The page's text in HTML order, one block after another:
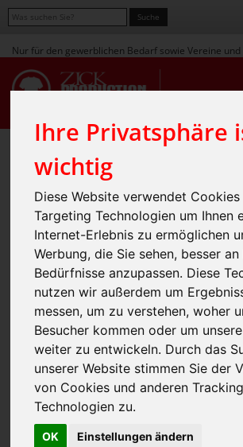
Ihre Privatsphäre
wichtig
Diese Website verwendet Cookies
Targeting Technologien um Ihnen
Internet-Erlebnis zu ermöglichen
Werbung, die Sie sehen, besser an
Bedürfnisse anzupassen. Diese
nutzen wir außerdem um
messen, um zu verstehen, woher
Besucher kommen oder um
weiter zu entwickeln. Durch das
unserer Website stimmen Sie der
von Cookies und anderen
Technologien zu.
OK Einstellungen ändern
Nur für den gewerblichen Bedarf sowie Vereine und
» Handwerk /
SWEATSHIRT MIT